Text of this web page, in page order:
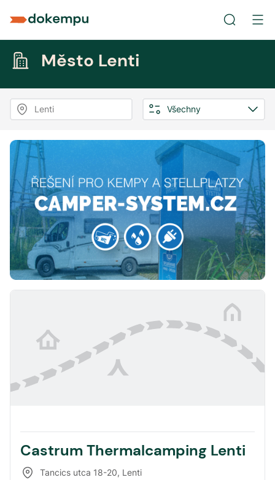
Město Lenti
Lenti Všechny
Castrum Thermalcamping Lenti
Tancics utca 18-20, Lenti